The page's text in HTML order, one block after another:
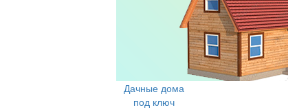
Дачные дома
под ключ